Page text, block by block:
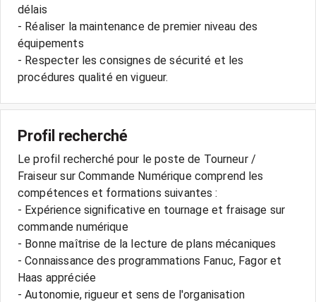
délais
- Réaliser la maintenance de premier niveau des
équipements
- Respecter les consignes de sécurité et les
Profil recherché
Le profil recherché pour le poste de Tourneur /
Fraiseur sur Commande Numérique comprend les
compétences et formations suivantes :
- Expérience significative en tournage et fraisage sur
commande numérique
- Bonne maîtrise de la lecture de plans mécaniques
- Connaissance des programmations Fanuc, Fagor et
Haas appréciée
- Autonomie, rigueur et sens de l'organisation